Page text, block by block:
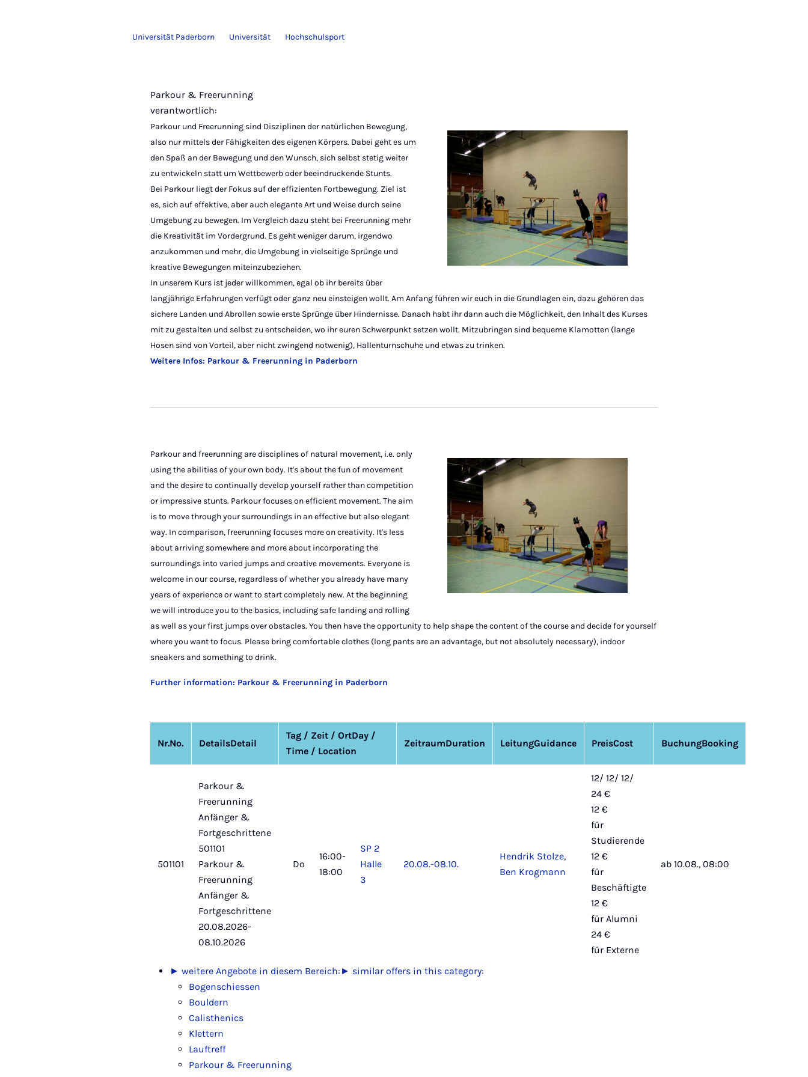
Universität Paderborn Universität Hochschulsport
Parkour & Freerunning
verantwortlich:
Parkour und Freerunning sind Disziplinen der natürlichen Bewegung,
also nur mittels der Fähigkeiten des eigenen Körpers. Dabei geht es um
den Spaß an der Bewegung und den Wunsch, sich selbst stetig weiter
zu entwickeln statt um Wettbewerb oder beeindruckende Stunts.
Bei Parkour liegt der Fokus auf der effizienten Fortbewegung. Ziel ist
es, sich auf effektive, aber auch elegante Art und Weise durch seine
Umgebung zu bewegen. Im Vergleich dazu steht bei Freerunning mehr
die Kreativität im Vordergrund. Es geht weniger darum, irgendwo
anzukommen und mehr, die Umgebung in vielseitige Sprünge und
kreative Bewegungen miteinzubeziehen.
In unserem Kurs ist jeder willkommen, egal ob ihr bereits über
langjährige Erfahrungen verfügt oder ganz neu einsteigen wollt. Am Anfang führen wir euch in die Grundlagen ein, dazu gehören das
sichere Landen und Abrollen sowie erste Sprünge über Hindernisse. Danach habt ihr dann auch die Möglichkeit, den Inhalt des Kurses
mit zu gestalten und selbst zu entscheiden, wo ihr euren Schwerpunkt setzen wollt. Mitzubringen sind bequeme Klamotten (lange
Hosen sind von Vorteil, aber nicht zwingend notwenig), Hallenturnschuhe und etwas zu trinken.
Weitere Infos: Parkour & Freerunning in Paderborn
Parkour and freerunning are disciplines of natural movement, i.e. only
using the abilities of your own body. It's about the fun of movement
and the desire to continually develop yourself rather than competition
or impressive stunts. Parkour focuses on efficient movement. The aim
is to move through your surroundings in an effective but also elegant
way. In comparison, freerunning focuses more on creativity. It's less
about arriving somewhere and more about incorporating the
surroundings into varied jumps and creative movements. Everyone is
welcome in our course, regardless of whether you already have many
years of experience or want to start completely new. At the beginning
we will introduce you to the basics, including safe landing and rolling
as well as your first jumps over obstacles. You then have the opportunity to help shape the content of the course and decide for yourself
where you want to focus. Please bring comfortable clothes (long pants are an advantage, but not absolutely necessary), indoor
sneakers and something to drink.
Further information: Parkour & Freerunning in Paderborn
Nr.No. DetailsDetail
Tag / Zeit / OrtDay /
Time / Location
ZeitraumDuration LeitungGuidance PreisCost BuchungBooking
501101
Parkour &
Freerunning
Anfänger &
Fortgeschrittene
501101
Parkour &
Freerunning
Anfänger &
Fortgeschrittene
20.08.2026-
08.10.2026
Do
16:00-
18:00
SP 2
Halle
3
20.08.-08.10.
Hendrik Stolze,
Ben Krogmann
12/ 12/ 12/
24 €
12 €
für
Studierende
12 €
für
Beschäftigte
12 €
für Alumni
24 €
für Externe
ab 10.08., 08:00
► weitere Angebote in diesem Bereich: ► similar offers in this category:
Bogenschiessen
Bouldern
Calisthenics
Klettern
Lauftreff
Parkour & Freerunning